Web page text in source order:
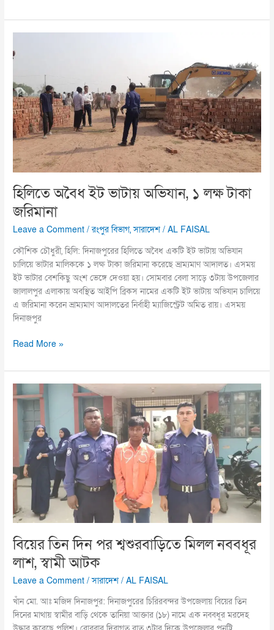
হিলিতে অবৈধ ইট ভাটায় অভিযান, ১ লক্ষ টাকা
জরিমানা
Leave a Comment /রংপুর বিভাগ,সারাদেশ /AL FAISAL
কৌশিক চৌধুরী, হিলি: দিনাজপুরের হিলিতে অবৈধ একটি ইট ভাটায় অভিযান
চালিয়ে ভাটার মালিককে ১ লক্ষ টাকা জরিমানা করেছে ভ্রাম্যমাণ আদালত। এসময়
ইট ভাটার বেশকিছু অংশ ভেঙ্গে দেওয়া হয়। সোমবার বেলা সাড়ে ৩টায় উপজেলার
জালালপুর এলাকায় অবস্থিত আইপি ব্রিকস নামের একটি ইট ভাটায় অভিযান চালিয়ে
এ জরিমানা করেন ভ্রাম্যমাণ আদালতের নির্বাহী ম্যাজিস্ট্রেট অমিত রায়। এসময়
দিনাজপুর
অবৈধ
ভাটায়
অভিযান,
১
লক্ষ
টাকা
জরিমানা
Read More »
বিয়ের তিন দিন পর শ্বশুরবাড়িতে মিলল নববধূর
লাশ, স্বামী আটক
Leave a Comment /সারাদেশ /AL FAISAL
খাঁন মো. আঃ মজিদ দিনাজপুর: দিনাজপুরের চিরিরবন্দর উপজেলায় বিয়ের তিন
দিনের মাথায় স্বামীর বাড়ি থেকে তানিয়া আক্তার (১৮) নামে এক নববধূর মরদেহ
বিয়ের
তিন
দিন
শ্বশুরবাড়িতে
মিলল
নববধূর
লাশ,
আটক